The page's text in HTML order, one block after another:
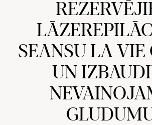
SEANSU LA VIE
UN